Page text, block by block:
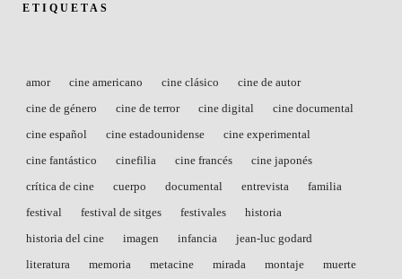
ETIQUETAS
amor cine americano cine clásico
cine de autor
cine de género
cine de terror cine digital
cine documental
cine español
cine estadounidense
cine experimental
cine fantástico
cinefilia cine francés
cine japonés
crítica de cine
cuerpo documental entrevista
familia
festival
festival de sitges festivales
historia
historia del cine
imagen infancia
jean-luc godard
literatura
memoria metacine mirada montaje muerte